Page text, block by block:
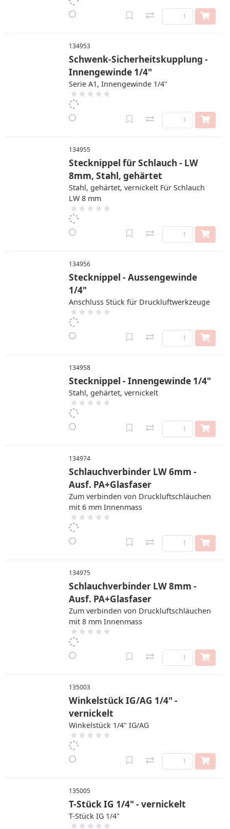
134953
Schwenk-Sicherheitskupplung -
Innengewinde 1/4"
Serie A1, Innengewinde 1/4"
134955
Stecknippel für Schlauch - LW
8mm, Stahl, gehärtet
Stahl, gehärtet, vernickelt Für Schlauch
LW 8 mm
134956
Stecknippel - Aussengewinde
1/4"
Anschluss Stück für Druckluftwerkzeuge
134958
Stecknippel - Innengewinde 1/4"
Stahl, gehärtet, vernickelt
134974
Schlauchverbinder LW 6mm -
Ausf. PA+Glasfaser
Zum verbinden von Druckluftschläuchen
mit 6 mm Innenmass
134975
Schlauchverbinder LW 8mm -
Ausf. PA+Glasfaser
Zum verbinden von Druckluftschläuchen
mit 8 mm Innenmass
135003
Winkelstück IG/AG 1/4" -
vernickelt
Winkelstück 1/4" IG/AG
135005
T-Stück IG 1/4" - vernickelt
T-Stück IG 1/4"